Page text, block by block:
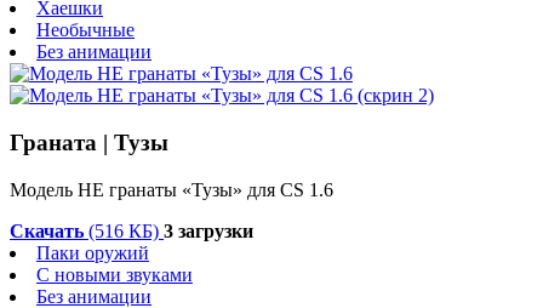
Хаешки
Необычные
Без анимации
Граната | Тузы
Модель HE гранаты «Тузы» для CS 1.6
Скачать (516 КБ) 3 загрузки
Паки оружий
С новыми звуками
Без анимации